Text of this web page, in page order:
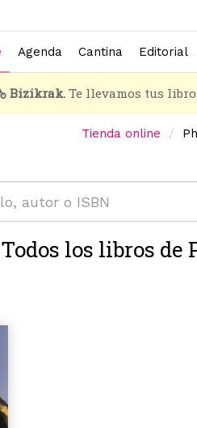
Agenda Cantina Editorial
Bizikrak.Te llevamos tus
Tienda online
Todos los libros